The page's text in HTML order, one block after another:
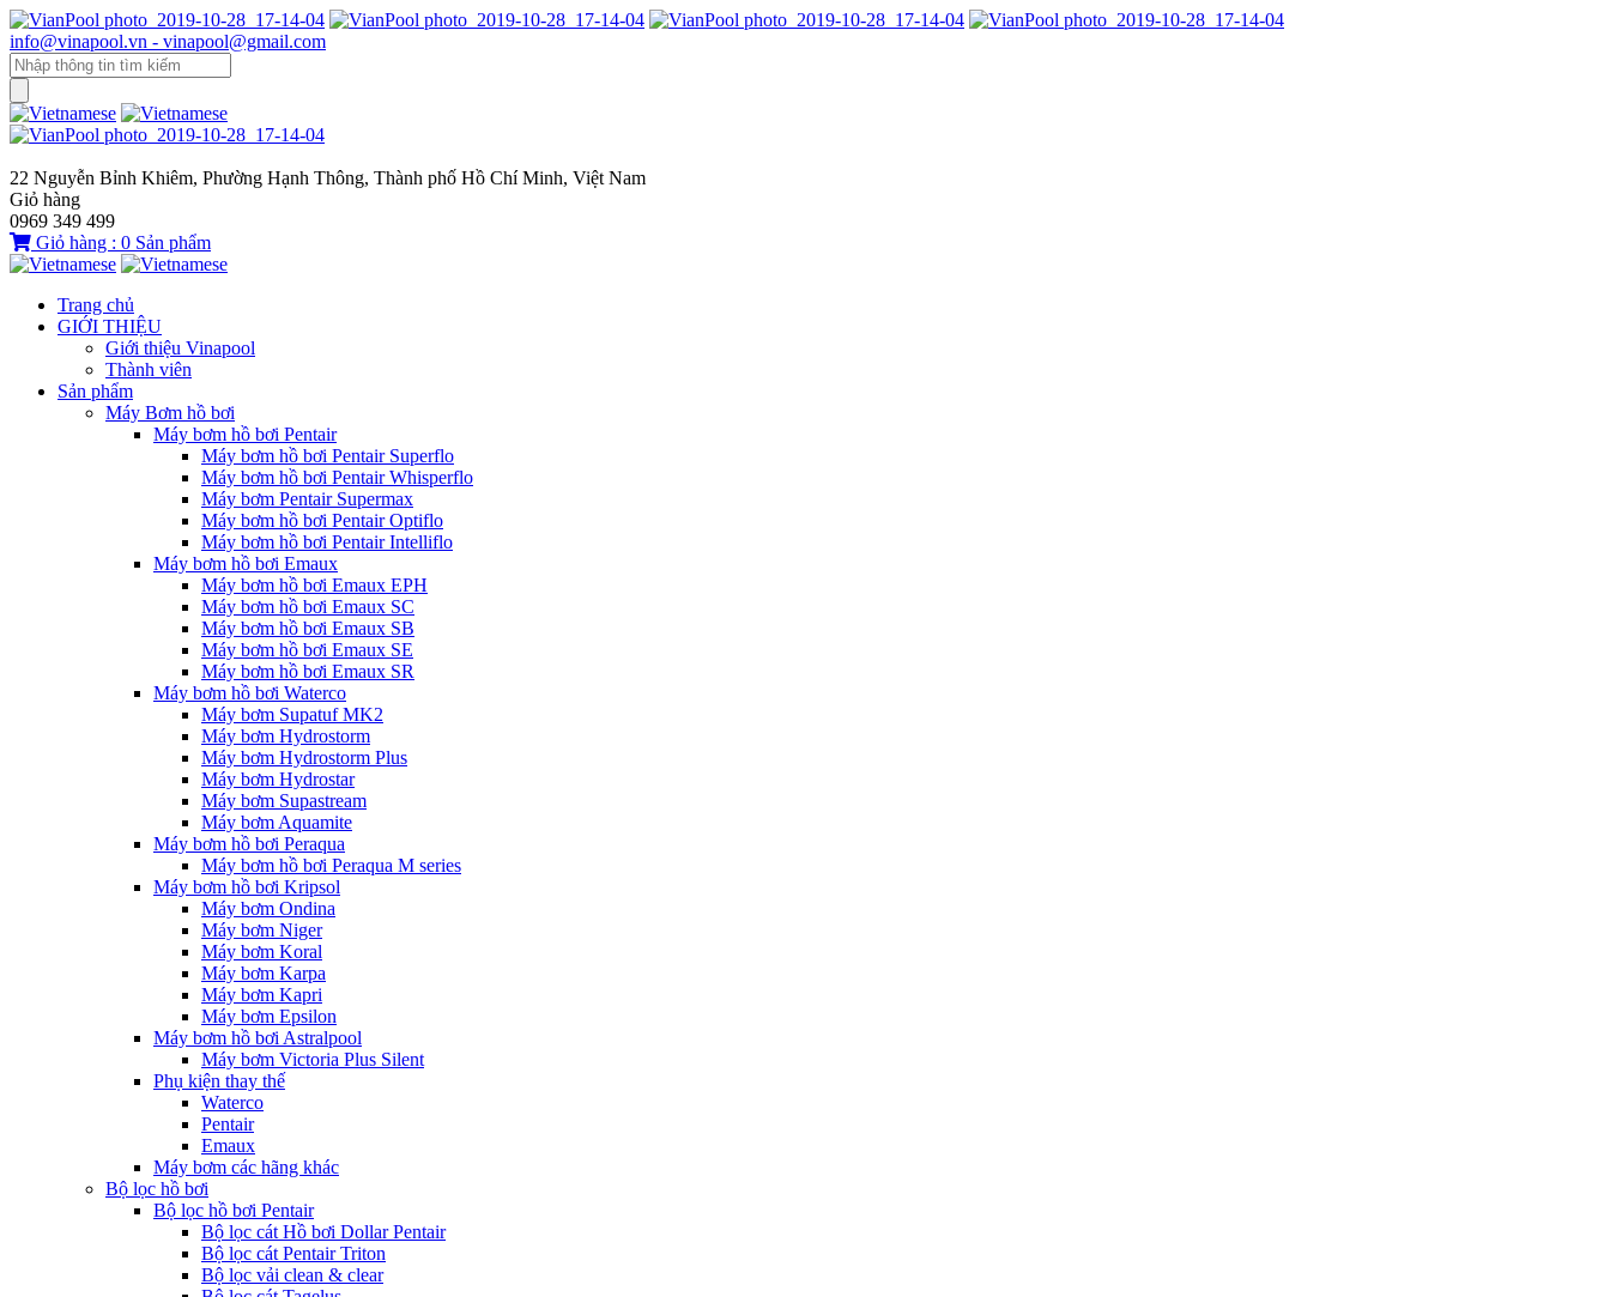
info@vinapool.vn - vinapool@gmail.com
22 Nguyễn Bỉnh Khiêm, Phường Hạnh Thông, Thành phố Hồ Chí Minh, Việt Nam
Giỏ hàng
0969 349 499
Giỏ hàng : 0 Sản phẩm
Trang chủ
GIỚI THIỆU
Giới thiệu Vinapool
Thành viên
Sản phẩm
Máy Bơm hồ bơi
Máy bơm hồ bơi Pentair
Máy bơm hồ bơi Pentair Superflo
Máy bơm hồ bơi Pentair Whisperflo
Máy bơm Pentair Supermax
Máy bơm hồ bơi Pentair Optiflo
Máy bơm hồ bơi Pentair Intelliflo
Máy bơm hồ bơi Emaux
Máy bơm hồ bơi Emaux EPH
Máy bơm hồ bơi Emaux SC
Máy bơm hồ bơi Emaux SB
Máy bơm hồ bơi Emaux SE
Máy bơm hồ bơi Emaux SR
Máy bơm hồ bơi Waterco
Máy bơm Supatuf MK2
Máy bơm Hydrostorm
Máy bơm Hydrostorm Plus
Máy bơm Hydrostar
Máy bơm Supastream
Máy bơm Aquamite
Máy bơm hồ bơi Peraqua
Máy bơm hồ bơi Peraqua M series
Máy bơm hồ bơi Kripsol
Máy bơm Ondina
Máy bơm Niger
Máy bơm Koral
Máy bơm Karpa
Máy bơm Kapri
Máy bơm Epsilon
Máy bơm hồ bơi Astralpool
Máy bơm Victoria Plus Silent
Phụ kiện thay thế
Waterco
Pentair
Emaux
Máy bơm các hãng khác
Bộ lọc hồ bơi
Bộ lọc hồ bơi Pentair
Bộ lọc cát Hồ bơi Dollar Pentair
Bộ lọc cát Pentair Triton
Bộ lọc vải clean & clear